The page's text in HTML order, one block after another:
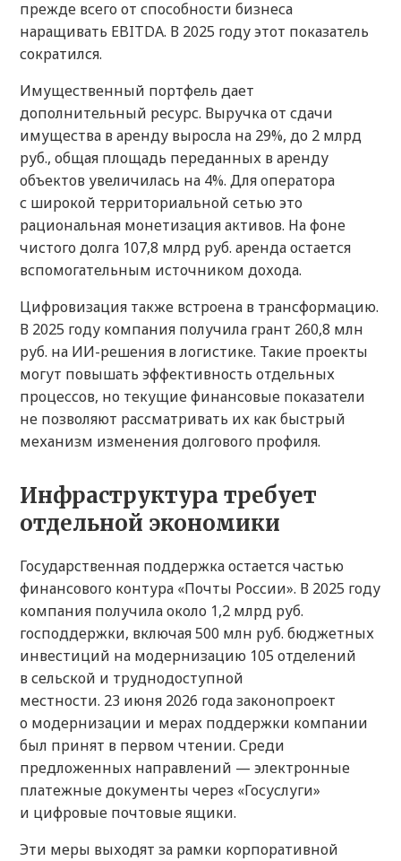
прежде всего от способности бизнеса
наращивать EBITDA. В 2025 году этот показатель
сократился.
Имущественный портфель дает
дополнительный ресурс. Выручка от сдачи
имущества в аренду выросла на 29%, до 2 млрд
руб., общая площадь переданных в аренду
объектов увеличилась на 4%. Для оператора
с широкой территориальной сетью это
рациональная монетизация активов. На фоне
чистого долга 107,8 млрд руб. аренда остается
вспомогательным источником дохода.
Цифровизация также встроена в трансформацию.
В 2025 году компания получила грант 260,8 млн
руб. на ИИ-решения в логистике. Такие проекты
могут повышать эффективность отдельных
процессов, но текущие финансовые показатели
не позволяют рассматривать их как быстрый
механизм изменения долгового профиля.
Инфраструктура требует
отдельной экономики
Государственная поддержка остается частью
финансового контура «Почты России». В 2025 году
компания получила около 1,2 млрд руб.
господдержки, включая 500 млн руб. бюджетных
инвестиций на модернизацию 105 отделений
в сельской и труднодоступной
местности. 23 июня 2026 года законопроект
о модернизации и мерах поддержки компании
был принят в первом чтении. Среди
предложенных направлений — электронные
платежные документы через «Госуслуги»
и цифровые почтовые ящики.
Эти меры выходят за рамки корпоративной